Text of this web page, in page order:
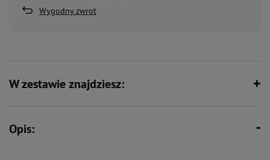
Wygodny zwrot
W zestawie znajdziesz:
Opis: